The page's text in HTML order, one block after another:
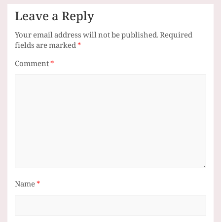
Leave a Reply
Your email address will not be published.Required
fields are marked*
Comment*
Name*